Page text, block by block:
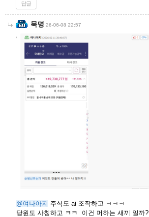
답글
묵명 26-06-08 22:57
@여나아지 주식도 ai 조작하고 ㅋㅋㅋ
당원도 사칭하고 ㅋㅋ 이건 머하는 새끼 일까?